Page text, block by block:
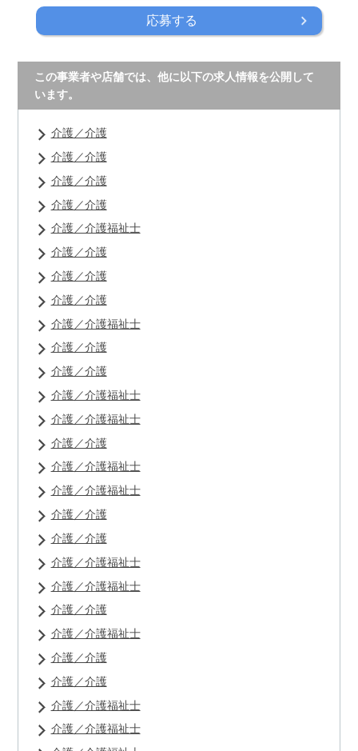
応募する
この事業者や店舗では、他に以下の求人情報を公開して
います。
介護／介護
介護／介護
介護／介護
介護／介護
介護／介護福祉士
介護／介護
介護／介護
介護／介護
介護／介護福祉士
介護／介護
介護／介護
介護／介護福祉士
介護／介護福祉士
介護／介護
介護／介護福祉士
介護／介護福祉士
介護／介護
介護／介護
介護／介護福祉士
介護／介護福祉士
介護／介護
介護／介護福祉士
介護／介護
介護／介護
介護／介護福祉士
介護／介護福祉士